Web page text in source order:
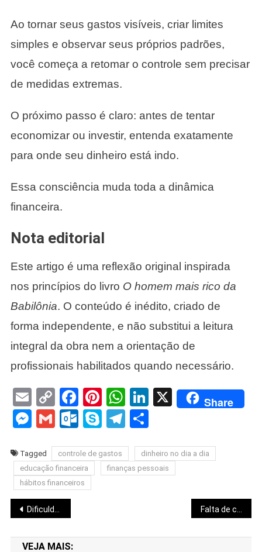
Ao tornar seus gastos visíveis, criar limites
simples e observar seus próprios padrões,
você começa a retomar o controle sem precisar
de medidas extremas.
O próximo passo é claro: antes de tentar
economizar ou investir, entenda exatamente
para onde seu dinheiro está indo.
Essa consciência muda toda a dinâmica
financeira.
Nota editorial
Este artigo é uma reflexão original inspirada
nos princípios do livro O homem mais rico da
Babilônia. O conteúdo é inédito, criado de
forma independente, e não substitui a leitura
integral da obra nem a orientação de
profissionais habilitados quando necessário.
EmailCopy
Link
Facebook
Pinterest
WhatsApp
LinkedIn
X Share
Messenger
GmailOutlook.com
SkypeTelegram
Tagged controle de gastos
dinheiro no dia a dia
educação financeira
finanças pessoais
hábitos financeiros
Navegação
de
Dificuldade em guardar dinheiro: trabalho, ganho, mas nunca consigo poupar Falta de controle financeiro pessoal: minhas contas nunca fecham no fim do mês.
VEJA MAIS: